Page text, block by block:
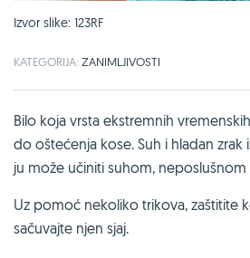
Izvor slike: 123RF
KATEGORIJA: ZANIMLJIVOSTI
Bilo koja vrsta ekstremnih
do oštećenja kose. Suh i hladan zrak
ju može učiniti suhom, neposlušnom
Uz pomoć nekoliko trikova, zaštitite
sačuvajte njen sjaj.